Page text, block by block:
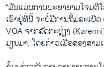
“ມັນແມ່ນການພະຍາຍາມໂຈມ
ເຮົາຢູ່ທີ່ນີ້ ຈະບໍ່ມີການຖິ້ມລະເບີ
VOA ຈາກລັດກະ​ຫຼ່ຽງ
ມຽນມາ, ໂດຍກ່າວເມື່ອສອງສາ